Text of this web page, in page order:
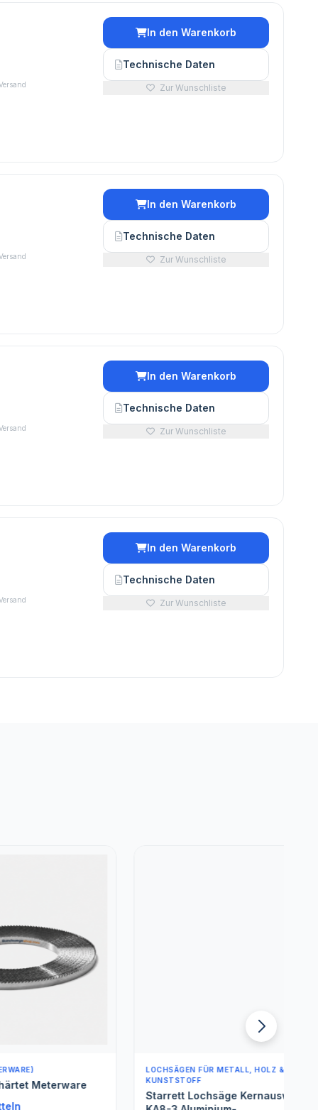
In den Warenkorb
Technische Daten
Zur Wunschliste
In den Warenkorb
Technische Daten
Zur Wunschliste
In den Warenkorb
Technische Daten
Zur Wunschliste
In den Warenkorb
Technische Daten
Zur Wunschliste
LOCHSÄGEN FÜR METALL, HOLZ &
Starrett Lochsäge Kernauswerfer -